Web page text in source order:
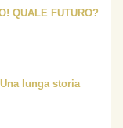
QUALE FUTURO?
lunga storia